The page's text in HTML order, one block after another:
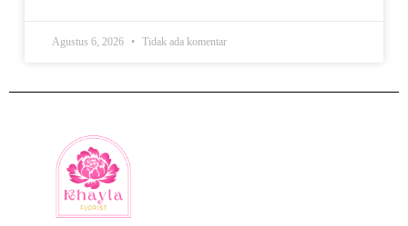
Agustus 6, 2026 Tidak ada komentar